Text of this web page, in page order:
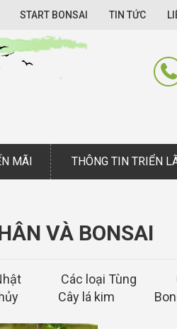
START BONSAI TIN TỨC
MÃI THÔNG TIN TRIỂN
VÀ BONSAI
Các loại Tùng
Cây lá kim